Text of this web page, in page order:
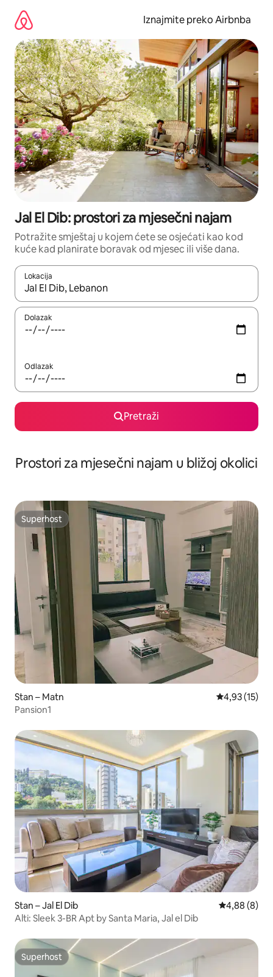
sadržaj
Iznajmite preko Airbnba
Jal El Dib: prostori za mjesečni najam
Potražite smještaj u kojem ćete se osjećati kao kod
kuće kad planirate boravak od mjesec ili više dana.
Lokacija
Kada budu dostupni rezultati, moći ćete ih pregledati
Dolazak
Odlazak
Pretraži
Prostori za mjesečni najam u bližoj okolici
Superhost
Superhost
Stan – Matn Prosječna
4,93 (15)
Pansion1
Stan – Jal El Dib Prosječna
4,88 (8)
Alti: Sleek 3-BR Apt by Santa Maria, Jal el Dib
Superhost
Superhost